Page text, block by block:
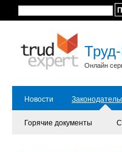
Онлайн
Новости
Горячие документы